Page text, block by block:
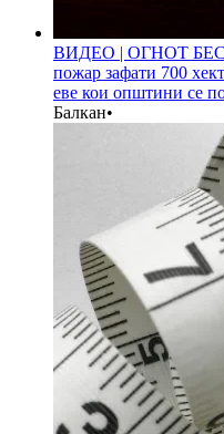
ВИДЕО | ОГНОТ
пожар зафати 700
еве кои општини се
Балкан•